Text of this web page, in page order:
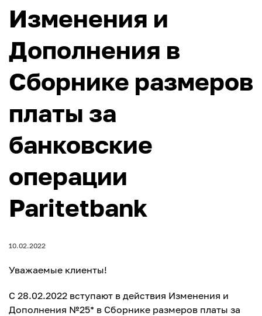
Изменения и
Дополнения в
Сборнике размеров
платы за
банковские
операции
Paritetbank
10.02.2022
Уважаемые клиенты!
C 28.02.2022 вступают в действия Изменения и
Дополнения №25* в Сборнике размеров платы за